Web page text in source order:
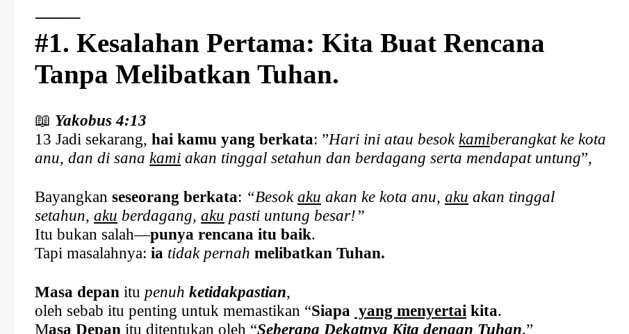
⸻
#1. Kesalahan Pertama: Kita Buat Rencana
Tanpa Melibatkan Tuhan.
📖 Yakobus 4:13
13 Jadi sekarang, hai kamu yang berkata: ”Hari ini atau besokkamiberangkat ke kota
anu, dan di sana kami akan tinggal setahun dan berdagang serta mendapat untung”,
Bayangkan seseorang berkata: “Besokaku akan ke kota anu, aku akan tinggal
setahun, aku berdagang, aku pasti untung besar!”
Itu bukan salah—punya rencana itu baik.
Tapi masalahnya: ia tidak pernah melibatkan Tuhan.
Masa depan itu penuh ketidakpastian,
oleh sebab itu penting untuk memastikan “Siapa yang menyertai kita.
Masa Depan itu ditentukan oleh “Seberapa Dekatnya Kita dengan Tuhan.”